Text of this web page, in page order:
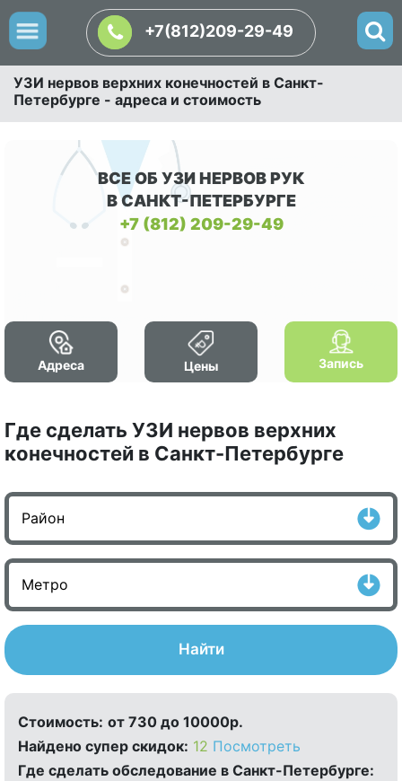
+7(812)209-29-49
УЗИ нервов верхних конечностей в Санкт-
Петербурге - адреса и стоимость
ВСЕ ОБ УЗИ НЕРВОВ РУК
В САНКТ-ПЕТЕРБУРГЕ
+7 (812) 209-29-49
Адреса Цены Запись
Где сделать УЗИ нервов верхних
конечностей в Санкт-Петербурге
Найти
Стоимость: от 730 до 10000р.
Найдено cупер скидок: 12 Посмотреть
Где сделать обследование в Санкт-Петербурге: